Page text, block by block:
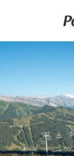
principal